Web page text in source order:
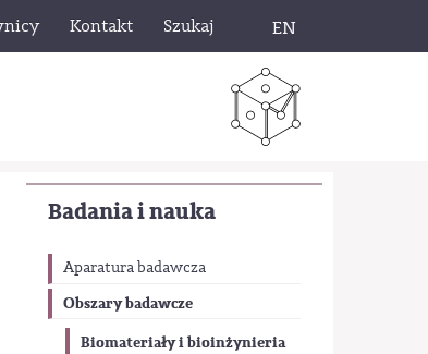
Kontakt Szukaj EN
Badania i nauka
Aparatura badawcza
Obszary badawcze
Biomateriały i bioinżynieria